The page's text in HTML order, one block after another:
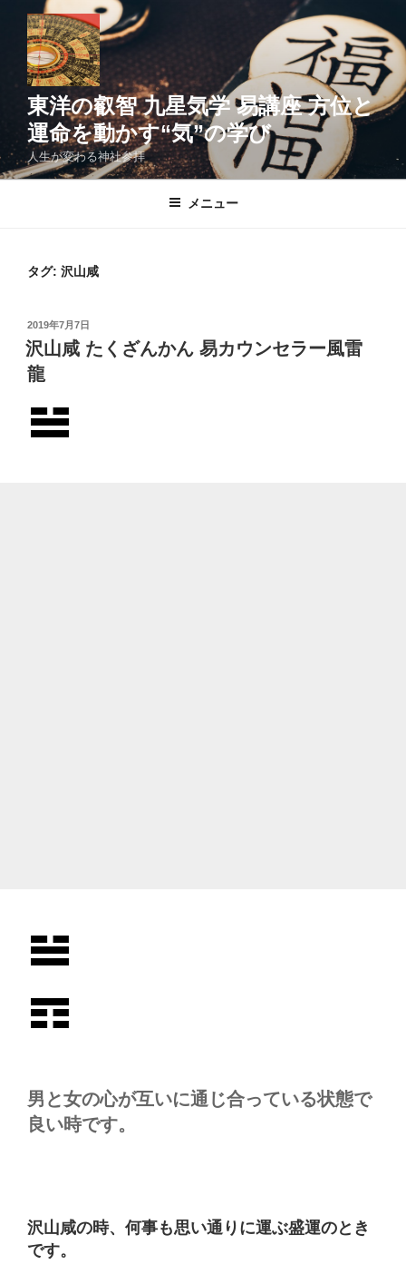
キ
ッ
東洋の叡智 九星気学 易講座 方位と
運命を動かす“気”の学び
人生が変わる神社参拝
メニュー
タグ: 沢山咸
投
稿
日:
2019年7月7日
沢山咸 たくざんかん 易カウンセラー風雷
龍
男と女の心が互いに通じ合っている状態で
良い時です。
沢山咸の時、何事も思い通りに運ぶ盛運のとき
です。